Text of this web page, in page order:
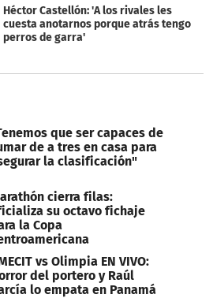
Héctor Castellón: 'A los rivales les
cuesta anotarnos porque atrás tengo
perros de garra'
que ser capaces de
de a tres en casa para
la clasificación"
cierra filas:
su octavo fichaje
la Copa
vs Olimpia EN VIVO:
del portero y Raúl
lo empata en Panamá